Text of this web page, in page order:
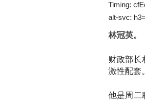
Timing:
alt-svc:
林冠英。
财政部长
激性配套。
他是周二